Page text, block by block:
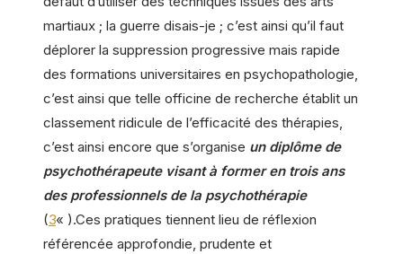
martiaux ; la guerre disais-je ; c’est ainsi qu’il faut
déplorer la suppression progressive mais rapide
des formations universitaires en psychopathologie,
c’est ainsi que telle officine de recherche établit un
classement ridicule de l’efficacité des thérapies,
c’est ainsi encore que s’organise un diplôme de
psychothérapeute visant à former en trois ans
des professionnels de la psychothérapie
(3« ).Ces pratiques tiennent lieu de réflexion
référencée approfondie, prudente et